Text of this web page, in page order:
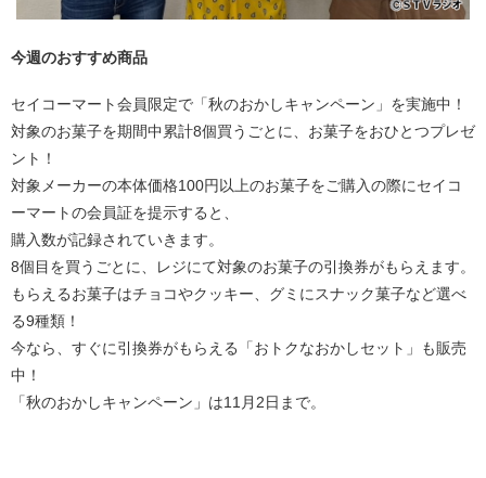
今週のおすすめ商品
セイコーマート会員限定で「秋のおかしキャンペーン」を実施中！
対象のお菓子を期間中累計8個買うごとに、お菓子をおひとつプレゼ
ント！
対象メーカーの本体価格100円以上のお菓子をご購入の際にセイコ
ーマートの会員証を提示すると、
購入数が記録されていきます。
8個目を買うごとに、レジにて対象のお菓子の引換券がもらえます。
もらえるお菓子はチョコやクッキー、グミにスナック菓子など選べ
る9種類！
今なら、すぐに引換券がもらえる「おトクなおかしセット」も販売
中！
「秋のおかしキャンペーン」は11月2日まで。